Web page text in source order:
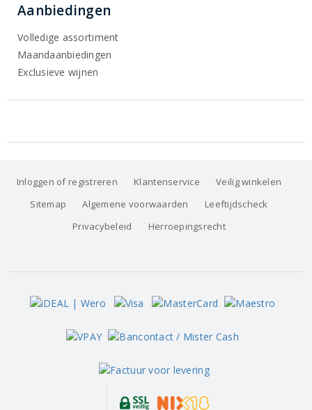
Aanbiedingen
Volledige assortiment
Maandaanbiedingen
Exclusieve wijnen
Inloggen of registreren Klantenservice
Veilig winkelen
Sitemap
Algemene voorwaarden
Leeftijdscheck
Privacybeleid
Herroepingsrecht